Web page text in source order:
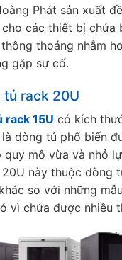
Phát sản xuất
các thiết bị chứa
thoáng nhằm
gặp sự cố.
rack 20U
rack 15U có kích
là dòng tủ phổ biến
quy mô vừa và nhỏ
này thuộc dòng
so với những
vì chứa được nhiều